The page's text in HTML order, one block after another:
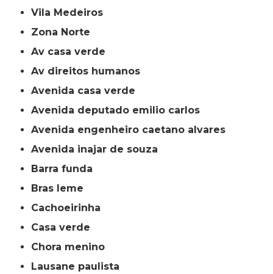
Vila Medeiros
Zona Norte
av casa verde
av direitos humanos
avenida casa verde
avenida deputado emilio carlos
avenida engenheiro caetano alvares
avenida inajar de souza
barra funda
bras leme
cachoeirinha
casa verde
chora menino
lausane paulista